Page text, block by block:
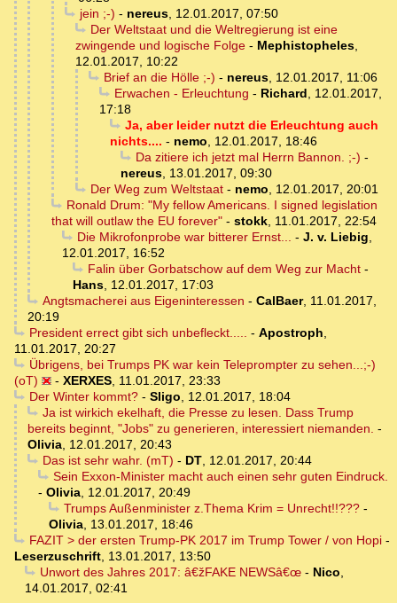
jein ;-) - nereus, 12.01.2017, 07:50
Der Weltstaat und die Weltregierung ist eine
zwingende und logische Folge - Mephistopheles,
12.01.2017, 10:22
Brief an die Hölle ;-) - nereus, 12.01.2017, 11:06
Erwachen - Erleuchtung - Richard, 12.01.2017,
17:18
Ja, aber leider nutzt die Erleuchtung auch
nichts.... - nemo, 12.01.2017, 18:46
Da zitiere ich jetzt mal Herrn Bannon. ;-) -
nereus, 13.01.2017, 09:30
Der Weg zum Weltstaat- nemo, 12.01.2017, 20:01
Ronald Drum: "My fellow Americans. I signed legislation
that will outlaw the EU forever" - stokk, 11.01.2017, 22:54
Die Mikrofonprobe war bitterer Ernst... - J. v. Liebig,
12.01.2017, 16:52
Falin über Gorbatschow auf dem Weg zur Macht-
Hans, 12.01.2017, 17:03
Angtsmacherei aus Eigeninteressen - CalBaer, 11.01.2017,
20:19
President errect gibt sich unbefleckt..... - Apostroph,
11.01.2017, 20:27
Übrigens, bei Trumps PK war kein Teleprompter zu sehen...;-)
(oT)
- XERXES, 11.01.2017, 23:33
Der Winter kommt?- Sligo, 12.01.2017, 18:04
Ja ist wirkich ekelhaft, die Presse zu lesen. Dass Trump
bereits beginnt, "Jobs" zu generieren, interessiert niemanden. -
Olivia, 12.01.2017, 20:43
Das ist sehr wahr. (mT) - DT, 12.01.2017, 20:44
Sein Exxon-Minister macht auch einen sehr guten Eindruck.
- Olivia, 12.01.2017, 20:49
Trumps Außenminister z.Thema Krim = Unrecht!!???-
Olivia, 13.01.2017, 18:46
FAZIT > der ersten Trump-PK 2017 im Trump Tower / von Hopi-
Leserzuschrift, 13.01.2017, 13:50
Unwort des Jahres 2017: â€žFAKE NEWSâ€œ- Nico,
14.01.2017, 02:41